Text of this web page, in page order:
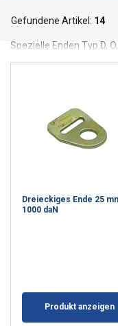
Spezielle Enden Typ D,
Gefundene Artikel: 14
Dreieckiges Ende 25
1000 daN
Produkt anzeigen